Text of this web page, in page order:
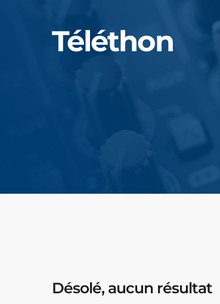
Téléthon
Désolé, aucun résultat